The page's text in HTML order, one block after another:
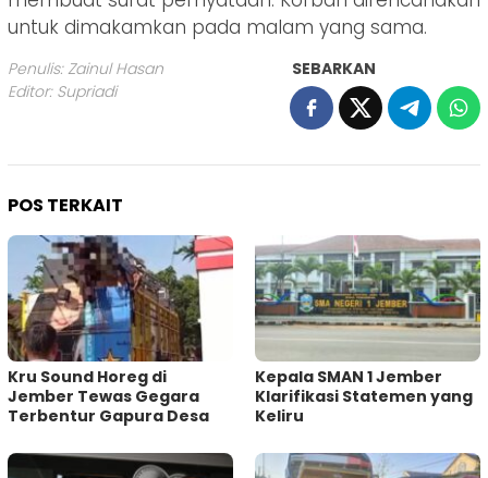
untuk dimakamkan pada malam yang sama.
Penulis: Zainul Hasan
Editor: Supriadi
SEBARKAN
POS TERKAIT
Kru Sound Horeg di
Jember Tewas Gegara
Terbentur Gapura Desa
Kepala SMAN 1 Jember
Klarifikasi Statemen yang
Keliru